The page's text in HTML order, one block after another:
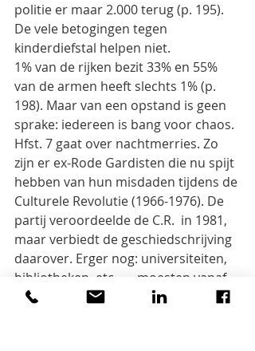
politie er maar 2.000 terug (p. 195).
De vele betogingen tegen
kinderdiefstal helpen niet.
1% van de rijken bezit 33% en 55%
van de armen heeft slechts 1% (p.
198). Maar van een opstand is geen
sprake: iedereen is bang voor chaos.
Hfst. 7 gaat over nachtmerries. Zo
zijn er ex-Rode Gardisten die nu spijt
hebben van hun misdaden tijdens de
Culturele Revolutie (1966-1976). De
partij veroordeelde de C.R.  in 1981,
maar verbiedt de geschiedschrijving
daarover. Erger nog: universiteiten,
bibliotheken, etc.  … moesten vanaf
2013 hun archieven ‘zuiveren’ van